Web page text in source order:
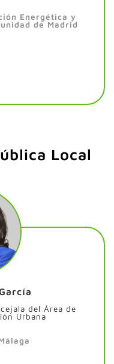
Energética y
de Madrid
Local
del Área de
Urbana